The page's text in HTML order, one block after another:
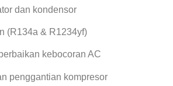
dan kondensor
(R134a & R1234yf)
kebocoran AC
penggantian kompresor